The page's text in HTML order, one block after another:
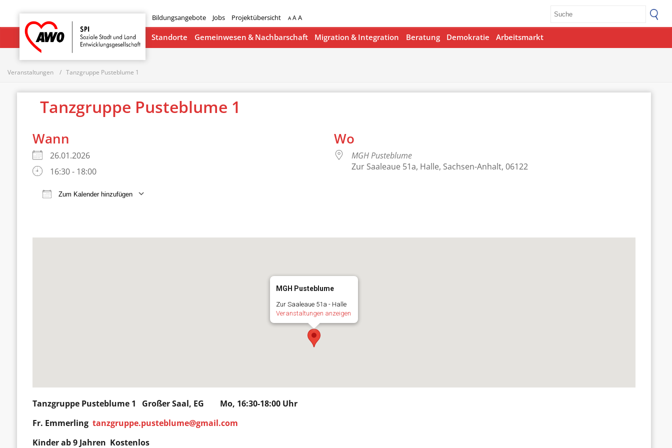
Bildungsangebote Jobs Projektübersicht A AA
Startseite
Standorte Gemeinwesen & Nachbarschaft Migration & Integration Beratung Demokratie Arbeitsmarkt
Veranstaltungen Tanzgruppe Pusteblume 1
Tanzgruppe Pusteblume 1
Wann
26.01.2026
16:30 - 18:00
Zum Kalender hinzufügen
Wo
MGH Pusteblume
Zur Saaleaue 51a, Halle, Sachsen-Anhalt, 06122
MGH Pusteblume
Zur Saaleaue 51a - Halle
Veranstaltungen anzeigen
Tanzgruppe Pusteblume 1 Großer Saal, EG Mo, 16:30-18:00 Uhr
Fr. Emmerlingtanzgruppe.pusteblume@gmail.com
Kinder ab 9 Jahren Kostenlos